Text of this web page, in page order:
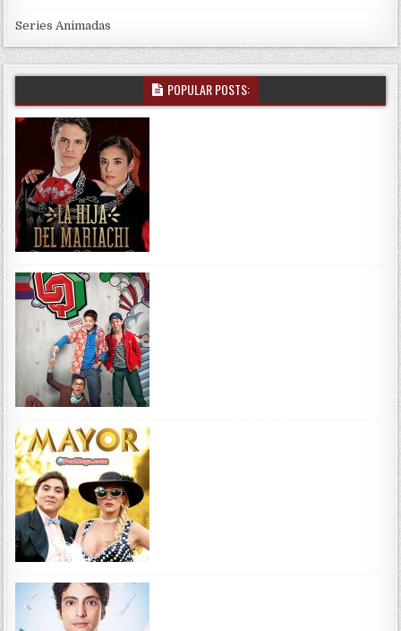
Series Animadas
POPULAR POSTS: